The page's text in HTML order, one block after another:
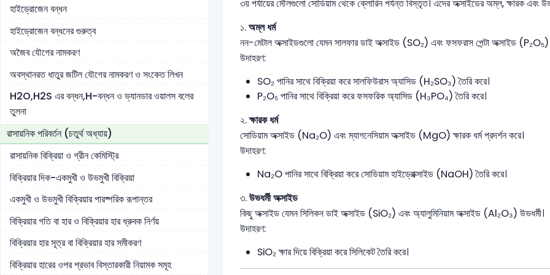
হাইড্রোজেন বন্ধন
হাইড্রোজেন বন্ধনের গুরুত্ব
অজৈব যৌগের নামকরণ
অবস্থানরত ধাতুর জটিল যৌগের নামকরণ ও সংকেত লিখন
H2O,H2S এর বন্ধন,H-বন্ধন ও ভ্যানডার ওয়ালস বলের
তুলনা
রাসায়নিক পরিবর্তন (চতুর্থ অধ্যায়)
রাসায়নিক বিক্রিয়া ও গ্রীন কেমিস্ট্রি
বিক্রিয়ার দিক-একমুখী ও উভমুখী বিক্রিয়া
একমুখী ও উভমুখী বিক্রিয়ার পারষ্পরিক রূপান্তর
বিক্রিয়ার গতি বা হার ও বিক্রিয়ার হার ধ্রুবক নির্ণয়
বিক্রিয়ার হার সূত্র বা বিক্রিয়ার হার সমীকরণ
বিক্রিয়ার হারের ওপর প্রভাব বিস্তারকারী নিয়ামক সমূহ
৩য় পর্যায়ের মৌলগুলো সোডিয়াম থেকে ক্লোরিন পর্যন্ত বিস্তৃত। এদের অক্সাইডের অম্ল, ক্ষারক এবং
১.অম্ল ধর্ম
নন-মেটাল অক্সাইডগুলো যেমন সালফার ডাই অক্সাইড (SO₂) এবং ফসফরাস পেন্টা অক্সাইড (P₂O₅)
উদাহরণ:
SO₂ পানির সাথে বিক্রিয়া করে সালফিউরাস অ্যাসিড (H₂SO₃) তৈরি করে।
P₂O₅ পানির সাথে বিক্রিয়া করে ফসফরিক অ্যাসিড (H₃PO₄) তৈরি করে।
২.ক্ষারক ধর্ম
সোডিয়াম অক্সাইড (Na₂O) এবং ম্যাগনেসিয়াম অক্সাইড (MgO) ক্ষারক ধর্ম প্রদর্শন করে।
উদাহরণ:
Na₂O পানির সাথে বিক্রিয়া করে সোডিয়াম হাইড্রোক্সাইড (NaOH) তৈরি করে।
৩.উভধর্মী অক্সাইড
কিছু অক্সাইড যেমন সিলিকন ডাই অক্সাইড (SiO₂) এবং অ্যালুমিনিয়াম অক্সাইড (Al₂O₃) উভধর্মী।
উদাহরণ:
SiO₂ ক্ষার দিয়ে বিক্রিয়া করে সিলিকেট তৈরি করে।